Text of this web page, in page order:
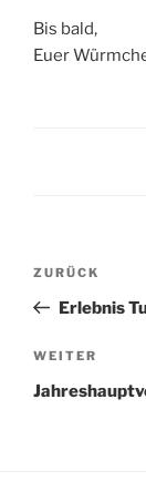
Bis bald,
Euer
Vorheriger
Beitrag
ZURÜCK
Erlebnis
Nächster
Beitrag
WEITER